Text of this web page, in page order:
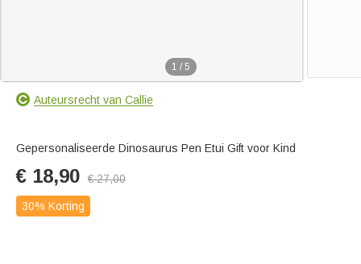
1 / 5
Auteursrecht van Callie
Gepersonaliseerde Dinosaurus Pen Etui Gift voor Kind
€ 18,90 €27,00
30% Korting